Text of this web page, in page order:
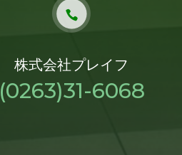
株式会社プレイフ
(0263)31-6068